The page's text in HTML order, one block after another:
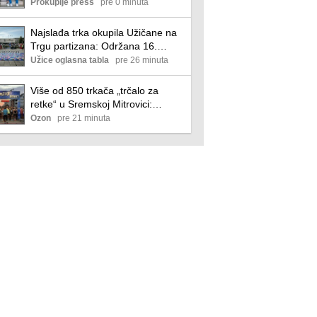
Prokuplje press pre 0 minuta
Najslađa trka okupila Užičane na
Trgu partizana: Održana 16.
Puzijada u organizaciji Udruženja
„Roditelj“(foto/video)
Užice oglasna tabla pre 26 minuta
Više od 850 trkača „trčalo za
retke“ u Sremskoj Mitrovici:
Ljiljana Alagić vodi borbu sa više
od 40 tumora
Ozon pre 21 minuta